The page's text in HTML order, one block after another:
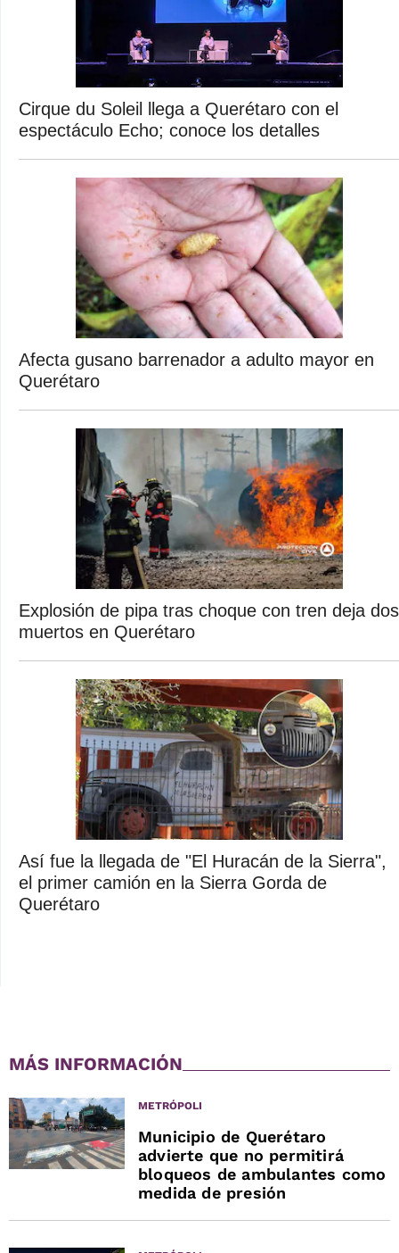
Cirque du Soleil llega a Querétaro con el
espectáculo Echo; conoce los detalles
Afecta gusano barrenador a adulto mayor en
Querétaro
Explosión de pipa tras choque con tren deja dos
muertos en Querétaro
Así fue la llegada de "El Huracán de la Sierra",
el primer camión en la Sierra Gorda de
Querétaro
MÁS INFORMACIÓN
METRÓPOLI
Municipio de Querétaro
advierte que no permitirá
bloqueos de ambulantes como
medida de presión